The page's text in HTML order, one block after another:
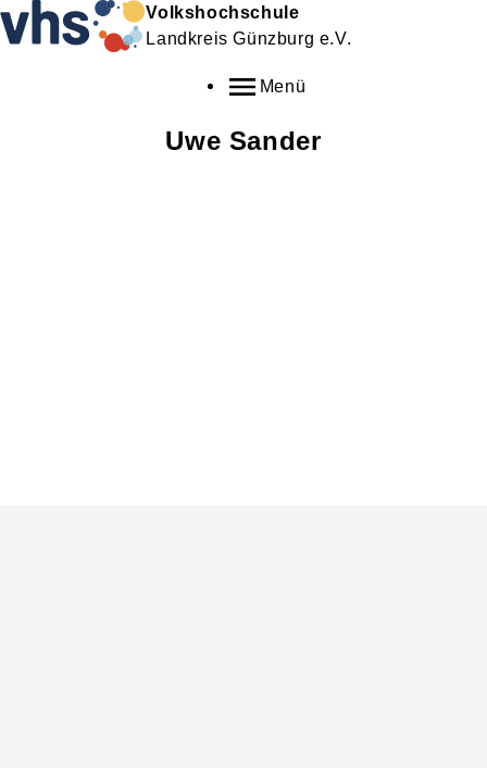
Volkshochschule
Landkreis Günzburg e.V.
Menü
Uwe Sander